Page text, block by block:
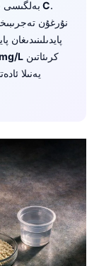
بەلگىسى سىستاتىن C.
نۇرغۇن
پايدىلىنىدىغان
1.1 mg/L
يەنىلا